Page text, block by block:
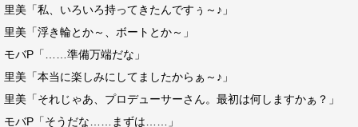
里美「私、いろいろ持ってきたんですぅ～♪」
里美「浮き輪とか～、ボートとか～」
モバP「……準備万端だな」
里美「本当に楽しみにしてましたからぁ～♪」
里美「それじゃあ、プロデューサーさん。最初は何しますかぁ？」
モバP「そうだな……まずは……」